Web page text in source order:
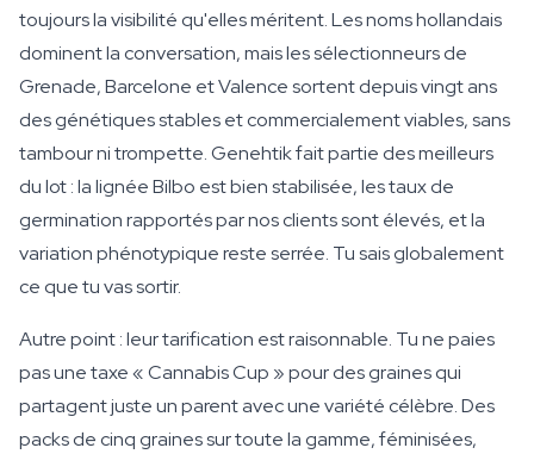
toujours la visibilité qu'elles méritent. Les noms hollandais
dominent la conversation, mais les sélectionneurs de
Grenade, Barcelone et Valence sortent depuis vingt ans
des génétiques stables et commercialement viables, sans
tambour ni trompette. Genehtik fait partie des meilleurs
du lot : la lignée Bilbo est bien stabilisée, les taux de
germination rapportés par nos clients sont élevés, et la
variation phénotypique reste serrée. Tu sais globalement
ce que tu vas sortir.
Autre point : leur tarification est raisonnable. Tu ne paies
pas une taxe « Cannabis Cup » pour des graines qui
partagent juste un parent avec une variété célèbre. Des
packs de cinq graines sur toute la gamme, féminisées,